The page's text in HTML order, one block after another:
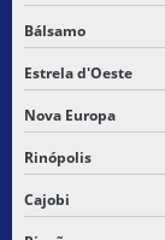
Bálsamo
Estrela d'Oeste
Nova Europa
Rinópolis
Cajobi